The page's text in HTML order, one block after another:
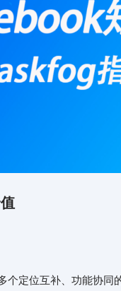
个定位互补、功能协